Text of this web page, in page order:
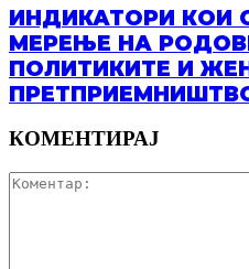
ИНДИКАТОРИ КОИ
МЕРЕЊЕ НА
ПОЛИТИКИТЕ И
КОМЕНТИРАЈ